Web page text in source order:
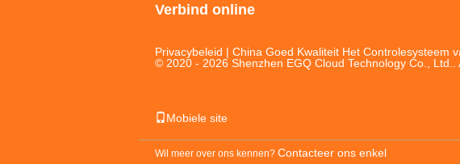
Verbind online
Privacybeleid | China Goed Kwaliteit Het Controlesysteem
© 2020 - 2026 Shenzhen EGQ Cloud Technology Co., Ltd..
Mobiele site
Wil meer over ons kennen? Contacteer ons enkel